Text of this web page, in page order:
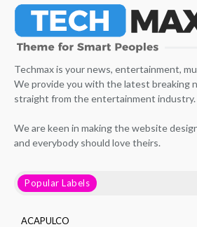
Techmax is your news, entertainment,
We provide you with the latest breaking
straight from the entertainment industry.
We are keen in making the website
and everybody should love theirs.
Popular Labels
ACAPULCO